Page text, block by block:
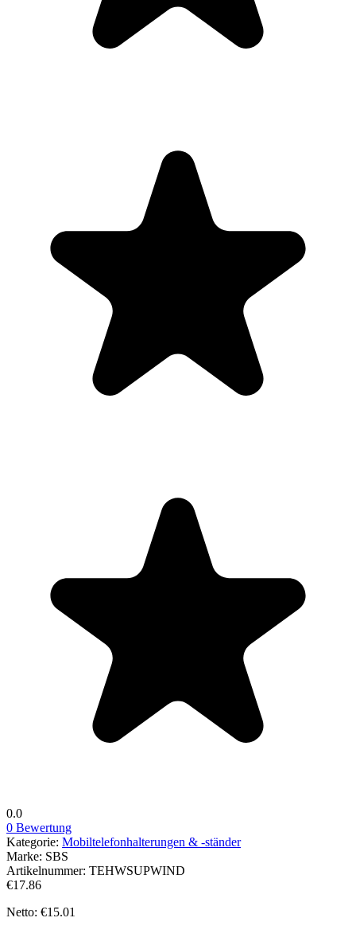
0.0
0 Bewertung
Kategorie: Mobiltelefonhalterungen & -ständer
Marke: SBS
Artikelnummer: TEHWSUPWIND
€17.86
Netto: €15.01